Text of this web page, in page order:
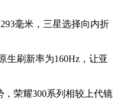
毫米，三星选择向内折
生刷新率为160Hz，让亚
荣耀300系列相较上代镜